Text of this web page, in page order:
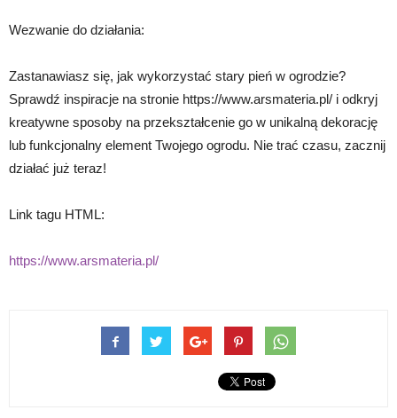
Wezwanie do działania:
Zastanawiasz się, jak wykorzystać stary pień w ogrodzie?
Sprawdź inspiracje na stronie https://www.arsmateria.pl/ i odkryj
kreatywne sposoby na przekształcenie go w unikalną dekorację
lub funkcjonalny element Twojego ogrodu. Nie trać czasu, zacznij
działać już teraz!
Link tagu HTML:
https://www.arsmateria.pl/